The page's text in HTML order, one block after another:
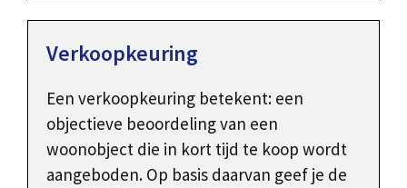
Verkoopkeuring
Een verkoopkeuring betekent: een
objectieve beoordeling van een
woonobject die in kort tijd te koop wordt
aangeboden. Op basis daarvan geef je de